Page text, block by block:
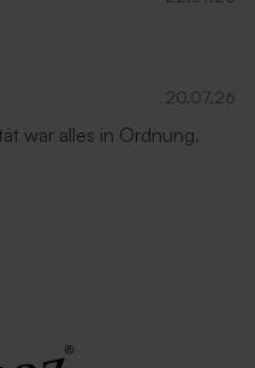
Klappe
20.07.26
war alles in Ordnung.